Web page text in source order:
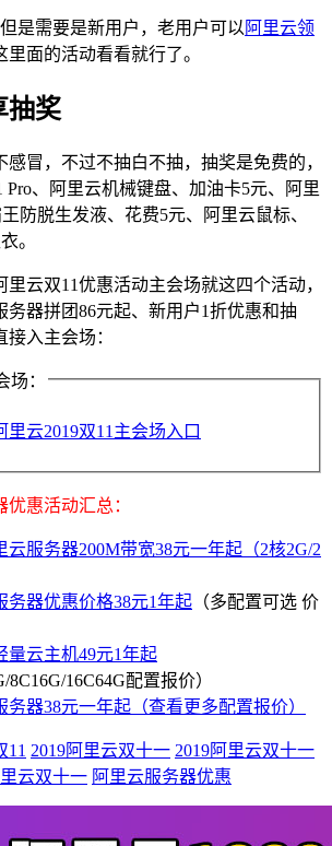
是需要是新用户，老用户可以 阿里云领
里面的活动看看就行了。
抽奖
感冒，不过不抽白不抽，抽奖是免费的，
Pro、阿里云机械键盘、加油卡5元、阿里
防脱生发液、花费5元、阿里云鼠标、
。
里云双11优惠活动主会场就这四个活动，
务器拼团86元起、新用户1折优惠和抽
入主会场：
场：
里云2019双11主会场入口
优惠活动汇总：
云服务器200M带宽38元一年起（2核2G/2
务器优惠价格38元1年起 （多配置可选 价
量云主机49元1年起
8C16G/16C64G配置报价）
务器38元一年起（查看更多配置报价）
11 2019阿里云双十一 2019阿里云双十一
云双十一 阿里云服务器优惠